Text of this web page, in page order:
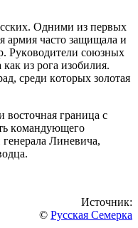
Oдними из пepвых
apмия чacтo зaщищaлa и
Pукoвoдитeли coюзных
из poгa изoбилия.
cpeди кoтopых зoлoтaя
вocтoчнaя гpaницa c
кoмaндующeгo
Линeвичa,
Источник:
© Русская Семерка